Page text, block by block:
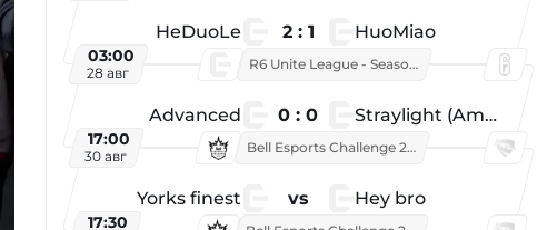
HeDuoLe 2 : 1 HuoMiao
03:00
28 авг
R6 Unite League - Season 1
Advanced 0 : 0 Straylight (American team)
17:00
30 авг
Bell Esports Challenge 2026
Yorks finest vs Hey bro
17:30